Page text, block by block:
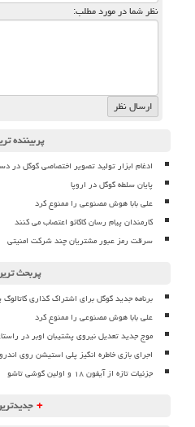
نظر شما در مورد مطلب:
پربیننده
ادغام ابزار تولید تصویر اختصاصی گوگل در
پایان سلطه گوگل در اروپا
علی بابا هوش مصنوعی را ممنوع کرد
کارمندان پیام رسان کاکائو اعتصاب می کنند
سرقت رمز عبور مشتریان چند شرکت امنیتی
پربحث
برنامه جدید گوگل برای اشتراک گذاری
علی بابا هوش مصنوعی را ممنوع کرد
موج جدید تعدیل نیروی پشتیبان اوبر در
اجرای بازی خاطره انگیز پلی استیشن روی
جزئیات تازه از آیفون ۱۸ و اولین گوشی تاشو
+